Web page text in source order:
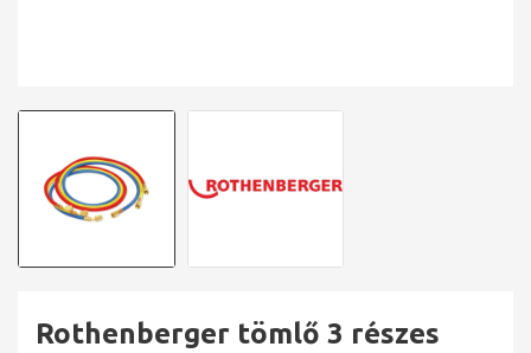
Rothenberger tömlő 3 részes